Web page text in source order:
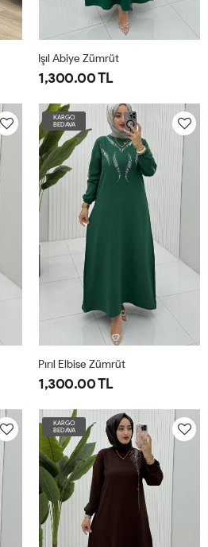
52
1-
3840
2-
4244
3-
4648
4-
5052
Işıl Abiye Zümrüt
1,300.00 TL
KARGO
BEDAVA
1-
3840
2-
4244
3-
4648
4-
5052
Pırıl Elbise Zümrüt
1,300.00 TL
KARGO
BEDAVA